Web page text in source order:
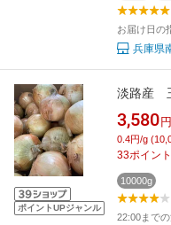
お届け日の
兵庫県
ポイントUPジャンル
淡路産
3,580 円
0.4円/g
33ポイント
10000g
22:00まで